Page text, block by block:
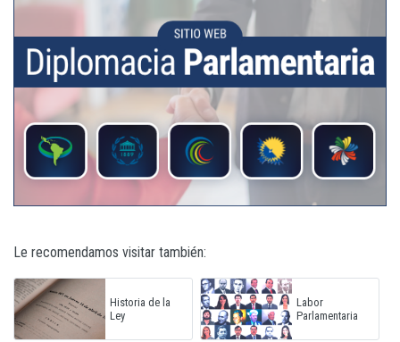
Le recomendamos visitar también:
Historia de la
Ley
Labor
Parlamentaria